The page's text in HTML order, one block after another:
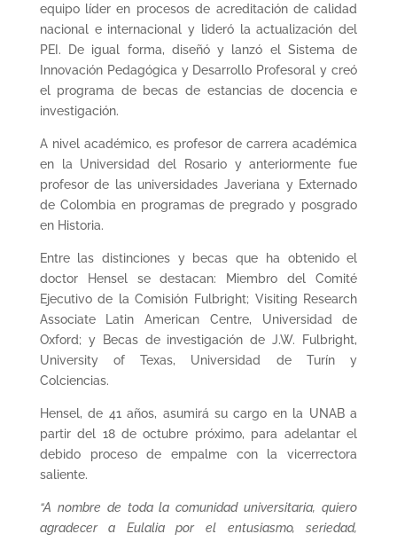
equipo líder en procesos de acreditación de calidad
nacional e internacional y lideró la actualización del
PEI. De igual forma, diseñó y lanzó el Sistema de
Innovación Pedagógica y Desarrollo Profesoral y creó
el programa de becas de estancias de docencia e
investigación.
A nivel académico, es profesor de carrera académica
en la Universidad del Rosario y anteriormente fue
profesor de las universidades Javeriana y Externado
de Colombia en programas de pregrado y posgrado
en Historia.
Entre las distinciones y becas que ha obtenido el
doctor Hensel se destacan: Miembro del Comité
Ejecutivo de la Comisión Fulbright; Visiting Research
Associate Latin American Centre, Universidad de
Oxford; y Becas de investigación de J.W. Fulbright,
University of Texas, Universidad de Turín y
Colciencias.
Hensel, de 41 años, asumirá su cargo en la UNAB a
partir del 18 de octubre próximo, para adelantar el
debido proceso de empalme con la vicerrectora
saliente.
“A nombre de toda la comunidad universitaria, quiero
agradecer a Eulalia por el entusiasmo, seriedad,